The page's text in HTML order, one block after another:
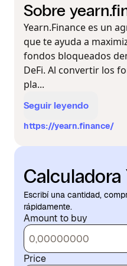
Sobre
Yearn.Finance es un
que te ayuda a
fondos bloqueados
DeFi. Al convertir los
pla...
Seguir leyendo
https://yearn.finance/
Calculadora
Escribí una cantidad,
rápidamente.
Amount to buy
Price